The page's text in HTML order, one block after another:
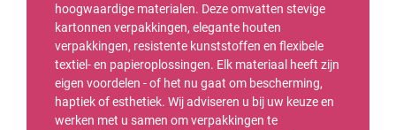
hoogwaardige materialen. Deze omvatten stevige
kartonnen verpakkingen, elegante houten
verpakkingen, resistente kunststoffen en flexibele
textiel- en papieroplossingen. Elk materiaal heeft zijn
eigen voordelen - of het nu gaat om bescherming,
haptiek of esthetiek. Wij adviseren u bij uw keuze en
werken met u samen om verpakkingen te